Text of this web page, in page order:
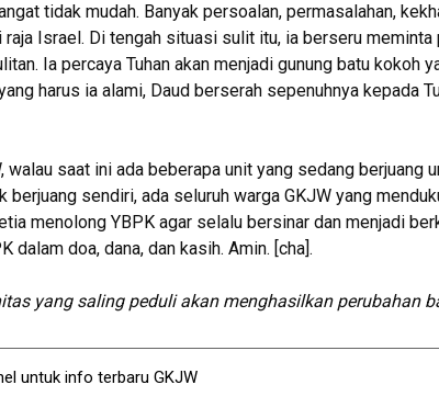
tidak mudah. Banyak persoalan, permasalahan,
Israel. Di tengah situasi sulit itu, ia berseru meminta
Ia percaya Tuhan akan menjadi gunung batu kokoh
harus ia alami, Daud berserah sepenuhnya kepada
walau saat ini ada beberapa unit yang sedang berjuang
berjuang sendiri, ada seluruh warga GKJW yang
menolong YBPK agar selalu bersinar dan menjadi
dalam doa, dana, dan kasih. Amin. [cha].
yang saling peduli akan menghasilkan perubahan
untuk info terbaru GKJW